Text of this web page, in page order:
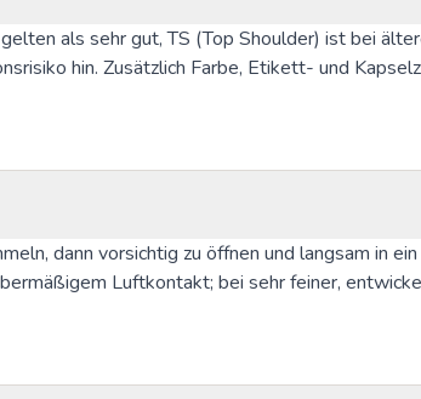
als sehr gut, TS (Top Shoulder) ist bei
hin. Zusätzlich Farbe, Etikett- und
dann vorsichtig zu öffnen und langsam in
Luftkontakt; bei sehr feiner,